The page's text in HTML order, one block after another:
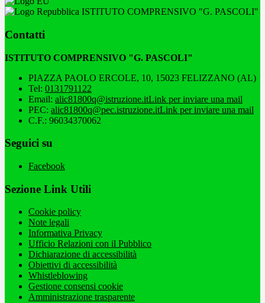
ISTITUTO COMPRENSIVO "G. PASCOLI"
Contatti
ISTITUTO COMPRENSIVO "G. PASCOLI"
PIAZZA PAOLO ERCOLE, 10, 15023 FELIZZANO (AL)
Tel: 0131791122
Email: alic81800q@istruzione.itLink per inviare una mail
PEC: alic81800q@pec.istruzione.itLink per inviare una mail
C.F.: 96034370062
Seguici su
Facebook
Sezione Link Utili
Cookie policy
Note legali
Informativa Privacy
Ufficio Relazioni con il Pubblico
Dichiarazione di accessibilità
Obiettivi di accessibilità
Whistleblowing
Gestione consensi cookie
Amministrazione trasparente